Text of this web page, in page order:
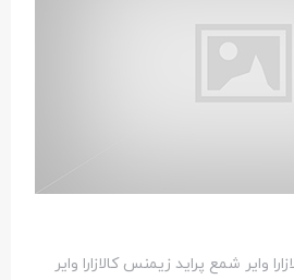
وایر شمع پراید زیمنس کالازارا وایر